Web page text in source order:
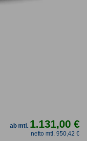
ab mtl. 1.131,00 €
netto mtl. 950,42 €